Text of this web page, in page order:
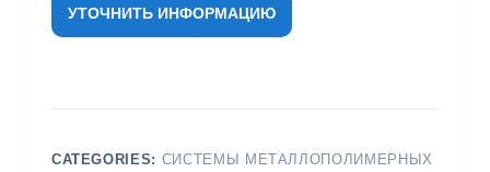
УТОЧНИТЬ ИНФОРМАЦИЮ
CATEGORIES: СИСТЕМЫ МЕТАЛЛОПОЛИМЕРНЫХ